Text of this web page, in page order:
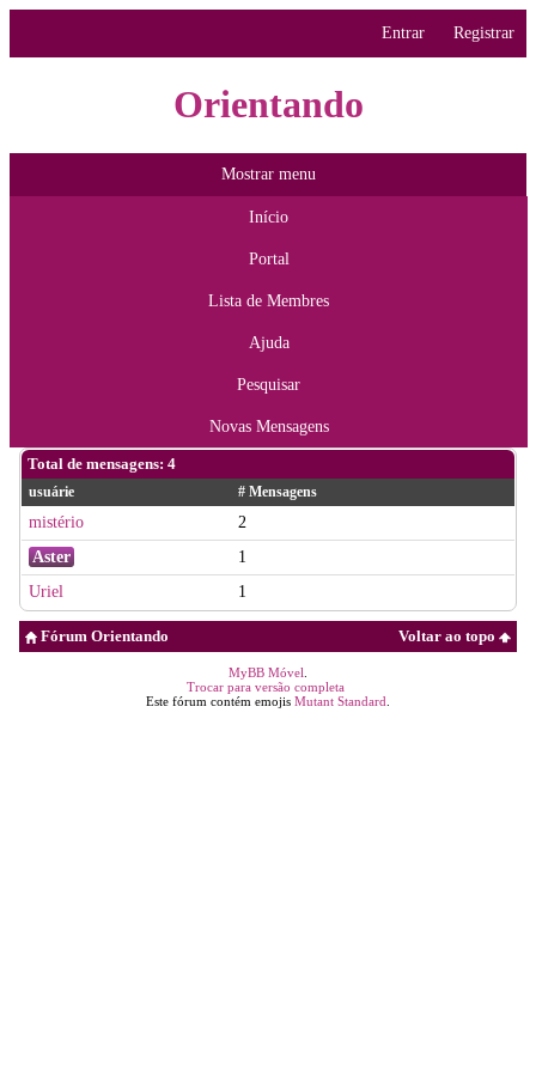
Entrar Registrar
Orientando
Mostrar menu
Início
Portal
Lista de Membres
Ajuda
Pesquisar
Novas Mensagens
Total de mensagens: 4
usuárie # Mensagens
mistério
2
Aster
1
Uriel
1
Voltar ao topo
Fórum Orientando
MyBB Móvel
Trocar para versão completa
Este fórum contém emojis Mutant Standard